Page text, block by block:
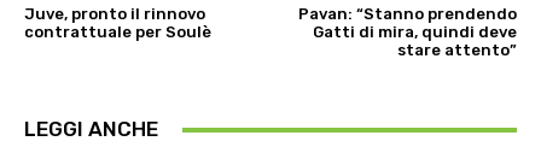
Juve, pronto il rinnovo
contrattuale per Soulè
Pavan: “Stanno prendendo
Gatti di mira, quindi deve
stare attento”
LEGGI ANCHE